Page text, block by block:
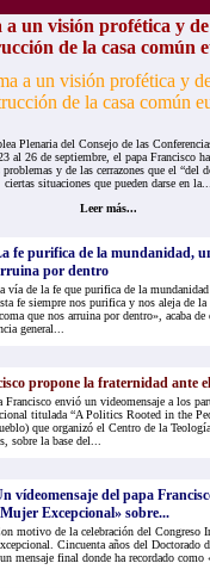
a un visión profética y
de la casa común
Plenaria del Consejo de las
al 26 de septiembre, el papa Francisco
y de las cerrazones que el “del
ciertas situaciones que pueden darse en
Leer más...
fe purifica de la mundanidad,
por dentro
vía de la fe que purifica de la
fe siempre nos purifica y nos aleja de la
que nos arruina por dentro», acaba
general...
propone la fraternidad ante
Francisco envió un videomensaje a los
titulada “A Politics Rooted in the
que organizó el Centro de la
sobre la base del...
vídeomensaje del papa
Excepcional» sobre...
motivo de la celebración del Congreso
Cincuenta años del Doctorado
mensaje final donde ha recordado